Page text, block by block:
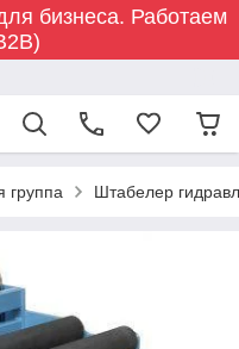
бизнеса. Работаем
группа Штабелер